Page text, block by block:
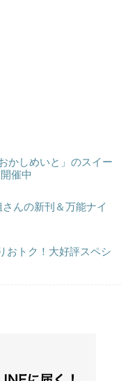
かしめいと」のスイー
催中
さんの新刊＆万能ナイ
おトク！大好評スペシ